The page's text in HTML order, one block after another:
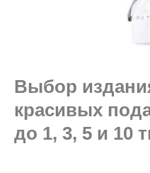
Выбор
красивых
до 1, 3, 5 и 10